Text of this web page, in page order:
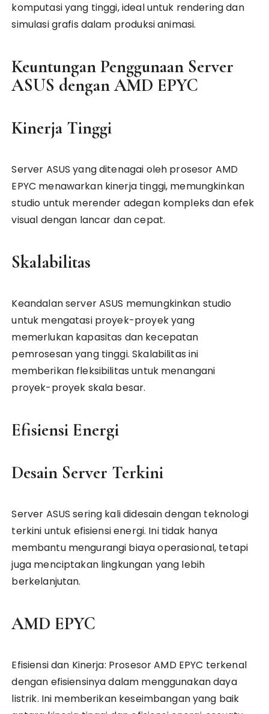
komputasi yang tinggi, ideal untuk rendering dan
simulasi grafis dalam produksi animasi.
Keuntungan Penggunaan Server
ASUS dengan AMD EPYC
Kinerja Tinggi
Server ASUS yang ditenagai oleh prosesor AMD
EPYC menawarkan kinerja tinggi, memungkinkan
studio untuk merender adegan kompleks dan efek
visual dengan lancar dan cepat.
Skalabilitas
Keandalan server ASUS memungkinkan studio
untuk mengatasi proyek-proyek yang
memerlukan kapasitas dan kecepatan
pemrosesan yang tinggi. Skalabilitas ini
memberikan fleksibilitas untuk menangani
proyek-proyek skala besar.
Efisiensi Energi
Desain Server Terkini
Server ASUS sering kali didesain dengan teknologi
terkini untuk efisiensi energi. Ini tidak hanya
membantu mengurangi biaya operasional, tetapi
juga menciptakan lingkungan yang lebih
berkelanjutan.
AMD EPYC
Efisiensi dan Kinerja: Prosesor AMD EPYC terkenal
dengan efisiensinya dalam menggunakan daya
listrik. Ini memberikan keseimbangan yang baik